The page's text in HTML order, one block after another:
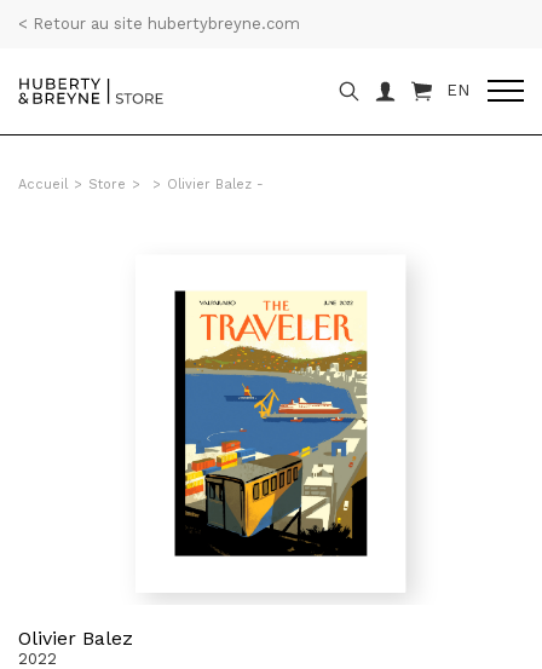
< Retour au site hubertybreyne.com
EN
Accueil > Store > > Olivier Balez -
Olivier Balez
2022